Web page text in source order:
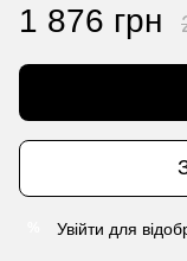
1 876 грн
Увійти для